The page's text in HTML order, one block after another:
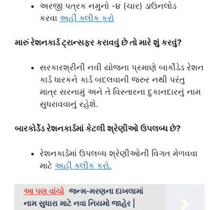
અરજી પત્રક નમુનો -૪ (ચાર) ડાઉનલોડ
કરવા અહીં ક્લીક કરો
મારું રેશનકાર્ડ ટ્રાન્સફર કરાવવું છે તો મારે શું કરવું?
સરકારશ્રીની નવી યોજના પ્રમાણે બાર્કોડેડ રેશન
કાર્ડ ધારકને કાર્ડ બદલવાની જરુર નથી પરંતુ
માત્ર સરનામું અને તે વિસ્‍તારના દુકાનદારનું નામ
સુધરાવવાનું રહેશે.
બારકોર્ડેડ રેશનકાર્ડમાં કેટલી શ્રેણીઓ ઉપલબ્ધ છે?
રેશનકાર્ડમાં ઉપલબ્ધ શ્રેણીઓની વિગત મેળવવા
માટે અહીં ક્લીક કરો.
આ પણ વાંચો જન્મ-મરણના દાખલામાં
નામ સુધારા માટે નવા નિયમો જાહેર |